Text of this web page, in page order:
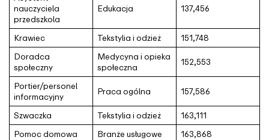
nauczyciela
przedszkola
Edukacja 137,456
Krawiec Tekstylia i odzież
151,748
Doradca
społeczny
Medycyna i opieka
społeczna
152,553
Portier/personel
informacyjny
Praca ogólna 157,586
Szwaczka Tekstylia i odzież
163,111
Pomoc domowa
Branże usługowe
163,868